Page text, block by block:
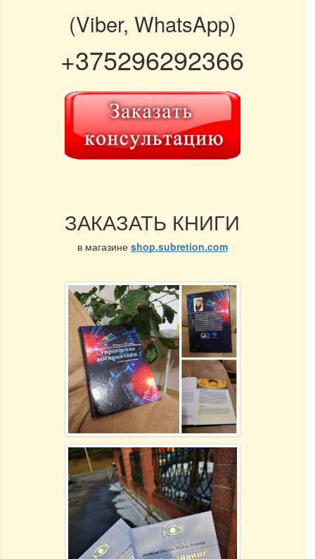
(Viber, WhatsApp)
+375296292366
ЗАКАЗАТЬ КНИГИ
в магазине shop.subretion.com